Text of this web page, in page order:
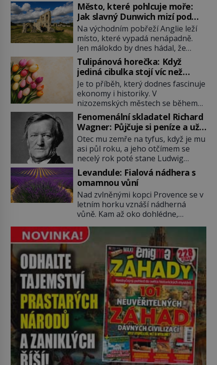
Město, které pohlcuje moře:
Jak slavný Dunwich mizí pod
hladinou
Na východním pobřeží Anglie leží
místo, které vypadá nenápadně.
Jen málokdo by dnes hádal, že
právě zde kdysi stojí jeden z
nejvýznamnějších anglických
přístavů. Středověký Dunwich
soupeří svým významem s
Londýnem, pyšní se kostely,
kláštery i rušnými tržišti. Pak se ale
příroda obrátí proti němu. Bouře,
mořská eroze a postupující pobřeží
během několika staletí pohltí […]
Tulipánová horečka: Když
jediná cibulka stojí víc než
honosný dům
Je to příběh, který dodnes fascinuje
ekonomy i historiky. V
nizozemských městech se během
několika měsíců obyčejná cibulka
tulipánu mění v jednu z nejdražších
věcí na trhu. Lidé uzavírají obchody
za částky, které odpovídají ceně
luxusních domů, věří v nekonečný
růst a bohatství na dosah ruky. Pak
ale přijde únor roku 1637 a sen o
[…]
Fenomenální skladatel Richard
Wagner: Půjčuje si peníze a už
je nevrací!
Otec mu zemře na tyfus, když je mu
asi půl roku, a jeho otčímem se
necelý rok poté stane Ludwig
Geyer (1779–1821). Je o pět let
mladší, než matka Richarda
Wagnera (1813–1883) a podle
nedochované korespondence je
docela dobře možné, že Geyer není
jen jeho otčím, ale rovnou otec.
Velký otazník také visí nad tím, […]
Levandule: Fialová nádhera s
omamnou vůní
Nad zvlněnými kopci Provence se v
letním horku vznáší nádherná
vůně. Kam až oko dohlédne,
nimiž bzučí tisíce včel. Levandule se
stala symbolem jižní Francie,
romantických prázdnin i klidu
venkova. Její příběh je však
mnohem starší než slavné
provensálské plantáže. Lidé si této
neobyčejné rostlinky cenili už před
tisíci […]